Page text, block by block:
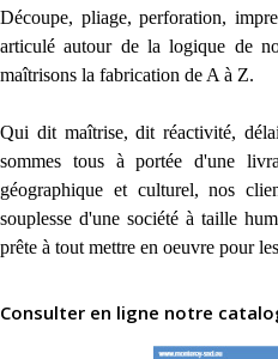
Découpe, pliage, perforation,
articulé autour de la logique de
maîtrisons la fabrication de A à Z.
Qui dit maîtrise, dit réactivité,
sommes tous à portée d'une
géographique et culturel, nos
souplesse d'une société à taille
prête à tout mettre en oeuvre pour
Consulter en ligne notre